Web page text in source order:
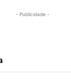
- Publicidade -